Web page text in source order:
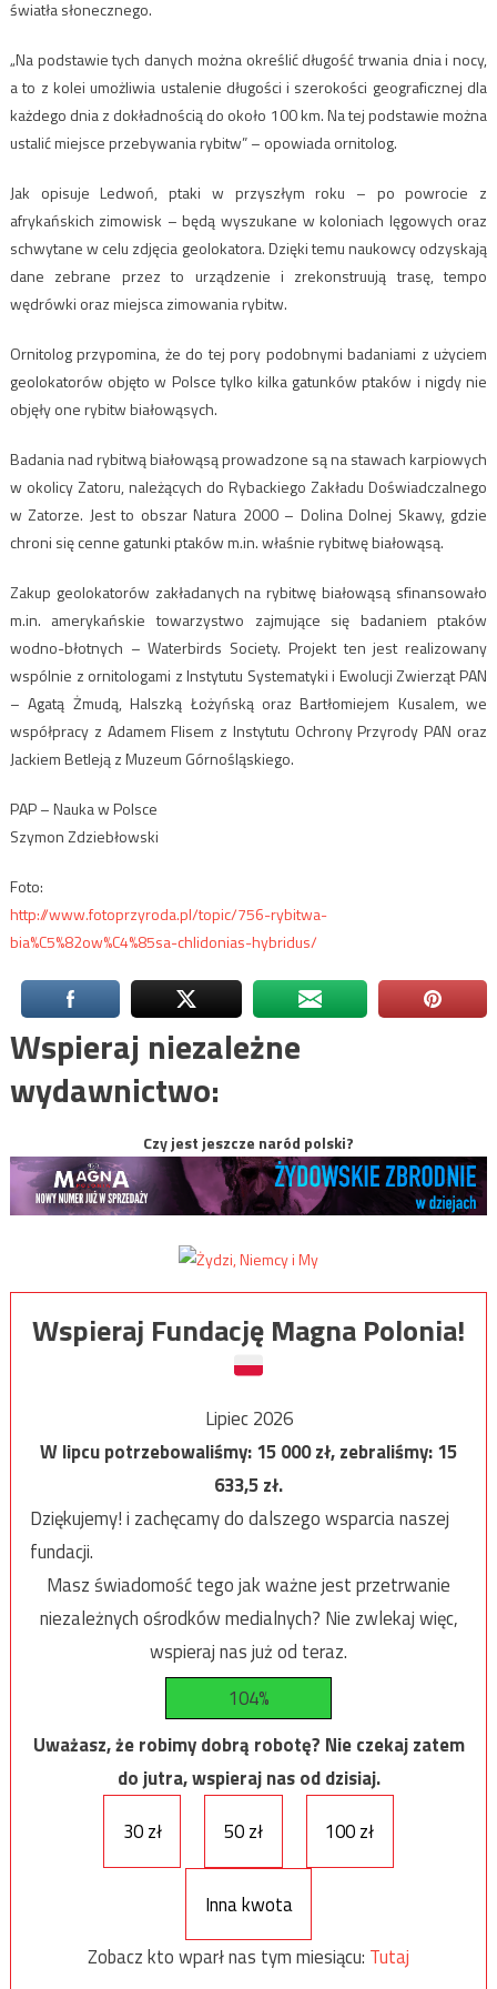
światła słonecznego.
„Na podstawie tych danych można określić długość trwania dnia i nocy,
a to z kolei umożliwia ustalenie długości i szerokości geograficznej dla
każdego dnia z dokładnością do około 100 km. Na tej podstawie można
ustalić miejsce przebywania rybitw” – opowiada ornitolog.
Jak opisuje Ledwoń, ptaki w przyszłym roku – po powrocie z
afrykańskich zimowisk – będą wyszukane w koloniach lęgowych oraz
schwytane w celu zdjęcia geolokatora. Dzięki temu naukowcy odzyskają
dane zebrane przez to urządzenie i zrekonstruują trasę, tempo
wędrówki oraz miejsca zimowania rybitw.
Ornitolog przypomina, że do tej pory podobnymi badaniami z użyciem
geolokatorów objęto w Polsce tylko kilka gatunków ptaków i nigdy nie
objęły one rybitw białowąsych.
Badania nad rybitwą białowąsą prowadzone są na stawach karpiowych
w okolicy Zatoru, należących do Rybackiego Zakładu Doświadczalnego
w Zatorze. Jest to obszar Natura 2000 – Dolina Dolnej Skawy, gdzie
chroni się cenne gatunki ptaków m.in. właśnie rybitwę białowąsą.
Zakup geolokatorów zakładanych na rybitwę białowąsą sfinansowało
m.in. amerykańskie towarzystwo zajmujące się badaniem ptaków
wodno-błotnych – Waterbirds Society. Projekt ten jest realizowany
wspólnie z ornitologami z Instytutu Systematyki i Ewolucji Zwierząt PAN
– Agatą Żmudą, Halszką Łożyńską oraz Bartłomiejem Kusalem, we
współpracy z Adamem Flisem z Instytutu Ochrony Przyrody PAN oraz
Jackiem Betleją z Muzeum Górnośląskiego.
PAP – Nauka w Polsce
Szymon Zdziebłowski
Foto:
http://www.fotoprzyroda.pl/topic/756-rybitwa-
bia%C5%82ow%C4%85sa-chlidonias-hybridus/
Wspieraj niezależne
wydawnictwo:
Czy jest jeszcze naród polski?
Wspieraj Fundację Magna Polonia!
Lipiec 2026
W lipcu potrzebowaliśmy:15 000zł, zebraliśmy:15
633,5zł.
Dziękujemy! i zachęcamy do dalszego wsparcia naszej
fundacji.
Masz świadomość tego jak ważne jest przetrwanie
niezależnych ośrodków medialnych? Nie zwlekaj więc,
wspieraj nas już od teraz.
104%
Uważasz, że robimy dobrą robotę? Nie czekaj zatem
do jutra, wspieraj nas od dzisiaj.
30 zł
50 zł 100 zł
Inna kwota
Zobacz kto wparł nas tym miesiącu: Tutaj